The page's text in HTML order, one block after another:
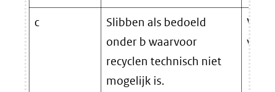
c
Slibben als bedoeld
onder b waarvoor
recyclen technisch niet
mogelijk is.